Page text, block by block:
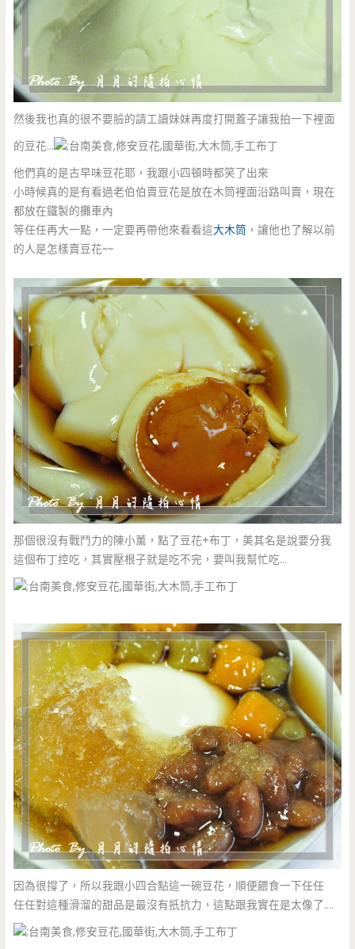
然後我也真的很不要臉的請工讀妹妹再度打開蓋子讓我拍一下裡面
的豆花…
他們真的是古早味豆花耶，我跟小四頓時都笑了出來
小時候真的是有看過老伯伯賣豆花是放在木筒裡面沿路叫賣，現在
都放在鐵製的攤車內
等任任再大一點，一定要再帶他來看看這大木筒 ，讓他也了解以前
的人是怎樣賣豆花~~
那個很沒有戰鬥力的陳小薰，點了豆花+布丁，美其名是說要分我
這個布丁控吃，其實壓根子就是吃不完，要叫我幫忙吃…
因為很撐了，所以我跟小四合點這一碗豆花，順便餵食一下任任
任任對這種滑溜的甜品是最沒有扺抗力，這點跟我實在是太像了….